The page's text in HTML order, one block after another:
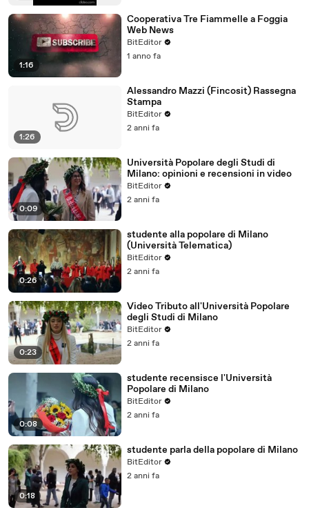
1:16
Cooperativa Tre Fiammelle a Foggia
Web News
BitEditor
1 anno fa
1:26
Alessandro Mazzi (Fincosit) Rassegna
Stampa
BitEditor
2 anni fa
0:09
Università Popolare degli Studi di
Milano: opinioni e recensioni in video
BitEditor
2 anni fa
0:26
studente alla popolare di Milano
(Università Telematica)
BitEditor
2 anni fa
0:23
Video Tributo all'Università Popolare
degli Studi di Milano
BitEditor
2 anni fa
0:08
studente recensisce l'Università
Popolare di Milano
BitEditor
2 anni fa
0:18
studente parla della popolare di Milano
BitEditor
2 anni fa